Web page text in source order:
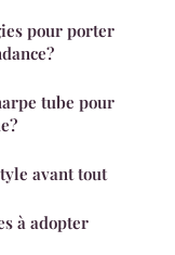
pour porter
tube pour
avant tout
à adopter